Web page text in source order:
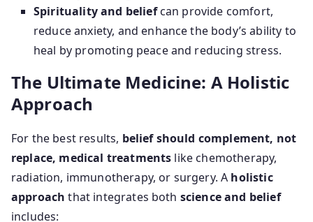
Spirituality and beliefcan provide comfort,
reduce anxiety, and enhance the body’s ability to
heal by promoting peace and reducing stress.
The Ultimate Medicine: A Holistic
Approach
For the best results, belief should complement, not
replace, medical treatments like chemotherapy,
radiation, immunotherapy, or surgery. A holistic
approach that integrates both science and belief
includes: